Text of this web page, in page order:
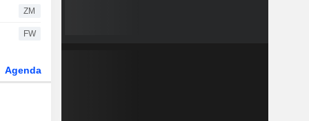
ZM
FW
Agenda